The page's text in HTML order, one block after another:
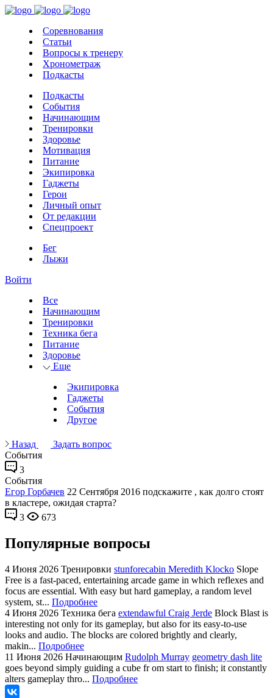
Соревнования
Статьи
Вопросы к тренеру
Хронометраж
Подкасты
Подкасты
События
Начинающим
Тренировки
Здоровье
Мотивация
Питание
Экипировка
Гаджеты
Герои
Личный опыт
От редакции
Спецпроект
Бег
Лыжи
Войти
Все
Начинающим
Тренировки
Техника бега
Питание
Здоровье
Еще
Экипировка
Гаджеты
События
Другое
Назад
Задать вопрос
События
3
События
Егор Горбачев 22 Сентября 2016 подскажите , как долго стоят
в кластере, ожидая старта?
3
673
Популярные вопросы
4 Июня 2026 Тренировки stunforecabin Meredith Klocko Slope
Free is a fast-paced, entertaining arcade game in which reflexes and
focus are essential. With easy but hard gameplay, a random level
system, st... Подробнее
4 Июня 2026 Техника бега extendawful Craig Jerde Block Blast is
interesting not only for its gameplay, but also for its easy-to-use
looks and audio. The blocks are colored brightly and clearly,
makin... Подробнее
11 Июня 2026 Начинающим Rudolph Murray geometry dash lite
goes beyond simply guiding a cube fr om start to finish; it constantly
alters gameplay thro... Подробнее